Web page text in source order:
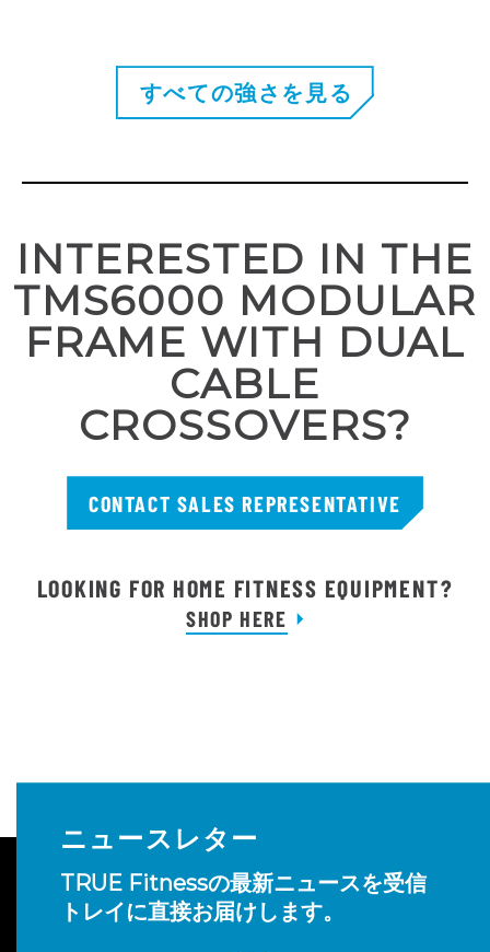
すべての強さを見る
INTERESTED IN THE
TMS6000 MODULAR
FRAME WITH DUAL
CABLE
CROSSOVERS?
CONTACT SALES REPRESENTATIVE
LOOKING FOR HOME FITNESS EQUIPMENT?
SHOP HERE
ニュースレター
TRUE Fitnessの最新ニュースを受信
トレイに直接お届けします。